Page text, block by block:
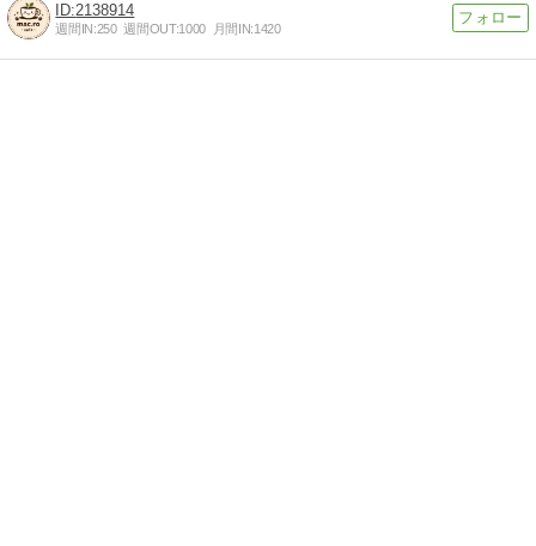
2138914
週間IN:250 週間OUT:1000 月間IN:1420